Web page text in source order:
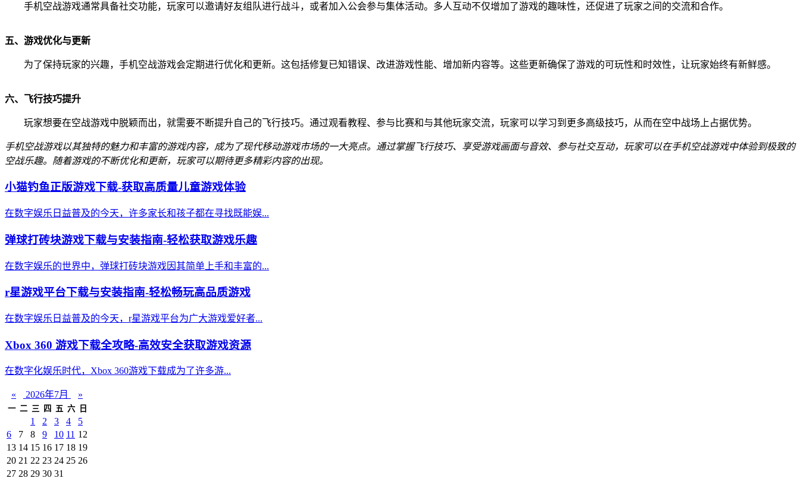
手机空战游戏通常具备社交功能，玩家可以邀请好友组队进行战斗，或者加入公会参与集体活动。多人互动不仅增加了游戏的趣味性，还促进了玩家之间的交流和合作。
五、游戏优化与更新
为了保持玩家的兴趣，手机空战游戏会定期进行优化和更新。这包括修复已知错误、改进游戏性能、增加新内容等。这些更新确保了游戏的可玩性和时效性，让玩家始终有新鲜感。
六、飞行技巧提升
玩家想要在空战游戏中脱颖而出，就需要不断提升自己的飞行技巧。通过观看教程、参与比赛和与其他玩家交流，玩家可以学习到更多高级技巧，从而在空中战场上占据优势。
手机空战游戏以其独特的魅力和丰富的游戏内容，成为了现代移动游戏市场的一大亮点。通过掌握飞行技巧、享受游戏画面与音效、参与社交互动，玩家可以在手机空战游戏中体验到极致的
空战乐趣。随着游戏的不断优化和更新，玩家可以期待更多精彩内容的出现。
小猫钓鱼正版游戏下载-获取高质量儿童游戏体验
在数字娱乐日益普及的今天，许多家长和孩子都在寻找既能娱...
弹球打砖块游戏下载与安装指南-轻松获取游戏乐趣
在数字娱乐的世界中，弹球打砖块游戏因其简单上手和丰富的...
r星游戏平台下载与安装指南-轻松畅玩高品质游戏
在数字娱乐日益普及的今天，r星游戏平台为广大游戏爱好者...
Xbox 360 游戏下载全攻略-高效安全获取游戏资源
在数字化娱乐时代，Xbox 360游戏下载成为了许多游...
« 2026年7月 »
一 二 三 四 五 六 日
1 2 3 4
5
6
7 8 9 10 11 12
13 14 15 16 17 18 19
20 21 22 23 24 25 26
27 28 29 30 31